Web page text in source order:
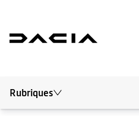
Rubriques
Tout le mag